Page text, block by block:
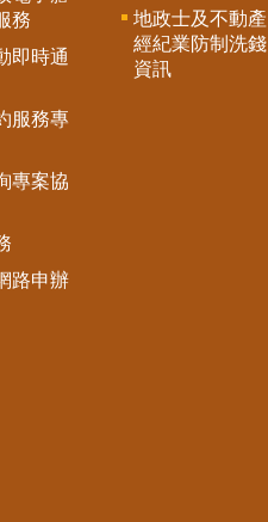
務
即時通
服務專
專案協
路申辦
地政士及不動產
經紀業防制洗錢
資訊